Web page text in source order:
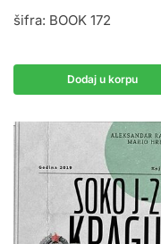
šifra: BOOK 172
Dodaj u korpu